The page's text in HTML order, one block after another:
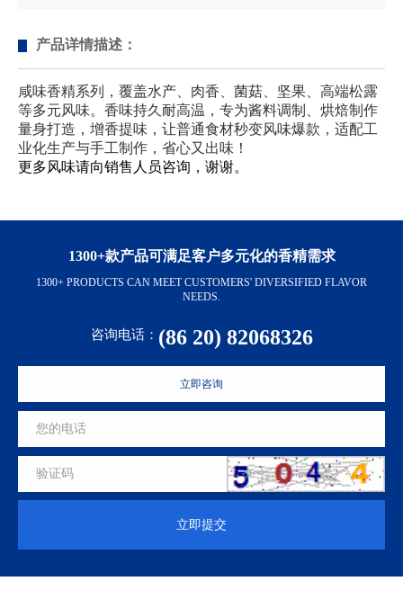
产品详情描述：
咸味香精系列，覆盖水产、肉香、菌菇、坚果、高端松露
等多元风味。香味持久耐高温，专为酱料调制、烘焙制作
量身打造，增香提味，让普通食材秒变风味爆款，适配工
业化生产与手工制作，省心又出味！
更多风味请向销售人员咨询，谢谢。
1300+款产品可满足客户多元化的香精需求
1300+ PRODUCTS CAN MEET CUSTOMERS' DIVERSIFIED FLAVOR
NEEDS.
咨询电话： (86 20) 82068326
立即咨询
立即提交